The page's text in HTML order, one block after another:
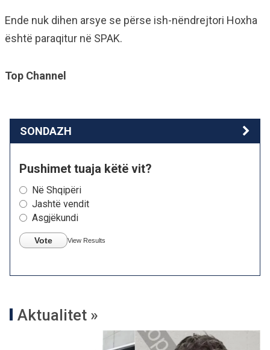
Ende nuk dihen arsye se përse ish-nëndrejtori Hoxha
është paraqitur në SPAK.
Top Channel
SONDAZH
Pushimet tuaja këtë vit?
Në Shqipëri
Jashtë vendit
Asgjëkundi
Vote View Results
Aktualitet »